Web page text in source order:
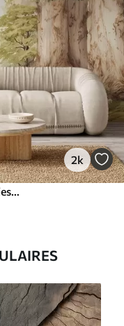
2k
Sentier forestier parmi des arbres majestueux, style aquarelle